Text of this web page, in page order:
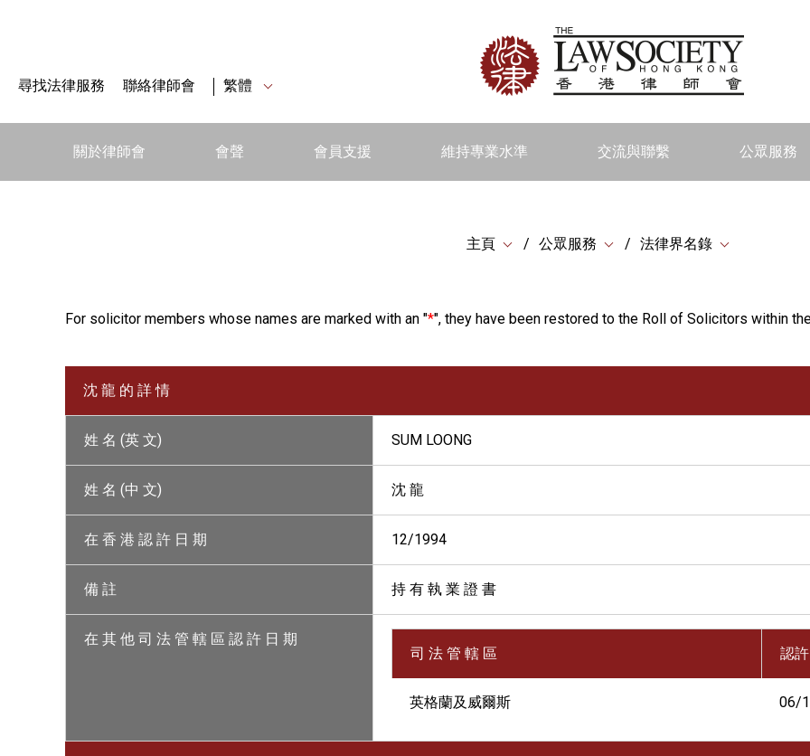
尋找法律服務 聯絡律師會 繁體
關於律師會 會聲 會員支援 維持專業水準 交流與聯繫 公眾服務
主頁 公眾服務 法律界名錄
For solicitor members whose names are marked with an "*", they have been restored to the Roll of Solicitors within
沈 龍 的 詳 情
姓 名 (英 文) SUM LOONG
姓 名 (中 文) 沈 龍
在 香 港 認 許 日 期 12/1994
備 註 持 有 執 業 證 書
在 其 他 司 法 管 轄 區 認 許 日 期
司 法 管 轄 區
認許
英格蘭及威爾斯 06/